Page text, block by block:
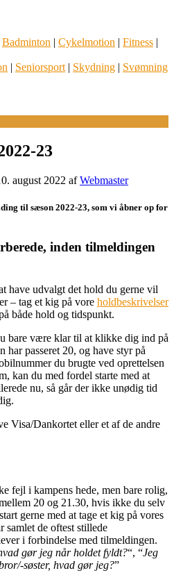
Badminton | Cykelmotion | Fitness |
| Seniorsport | Skydning | Svømning
23
august 2022 afWebmaster
til sæson 2022-23, som vi åbner op for
inden tilmeldingen
have udvalgt det hold du gerne vil
– tag et kig på vore holdbeskrivelser
både hold og tidspunkt.
bare være klar til at klikke dig ind på
har passeret 20, og have styr på
du brugte ved oprettelsen
kan du med fordel starte med at
nu, så går der ikke unødig tid
Visa/Dankortet eller et af de andre
fejl i kampens hede, men bare rolig,
20 og 21.30, hvis ikke du selv
gerne med at tage et kig på vores
samlet de oftest stillede
i forbindelse med tilmeldingen.
gør jeg når holdet fyldt?“, “Jeg
søster, hvad gør jeg?”